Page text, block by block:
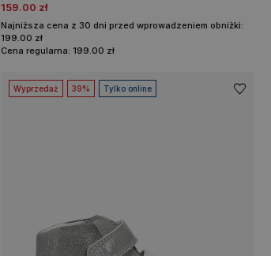
159.00 zł
Najniższa cena z 30 dni przed wprowadzeniem obniżki:
199.00 zł
Cena regularna: 199.00 zł
Wyprzedaż 39% Tylko online